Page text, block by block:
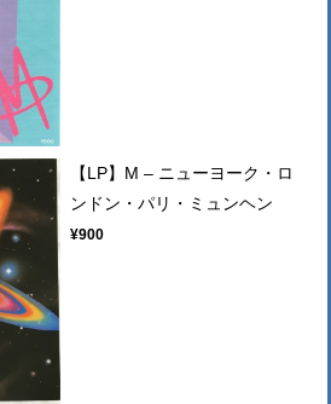
【LP】M – ニューヨーク・ロ
ンドン・パリ・ミュンヘン
¥900